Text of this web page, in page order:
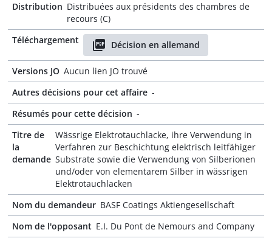
Distribution Distribuées aux présidents des chambres de
recours (C)
Téléchargement
Décision en allemand
Versions JO Aucun lien JO trouvé
Autres décisions pour cet affaire -
Résumés pour cette décision -
Titre de
la
demande
Wässrige Elektrotauchlacke, ihre Verwendung in
Verfahren zur Beschichtung elektrisch leitfähiger
Substrate sowie die Verwendung von Silberionen
und/oder von elementarem Silber in wässrigen
Elektrotauchlacken
Nom du demandeur BASF Coatings Aktiengesellschaft
Nom de l'opposant E.I. Du Pont de Nemours and Company